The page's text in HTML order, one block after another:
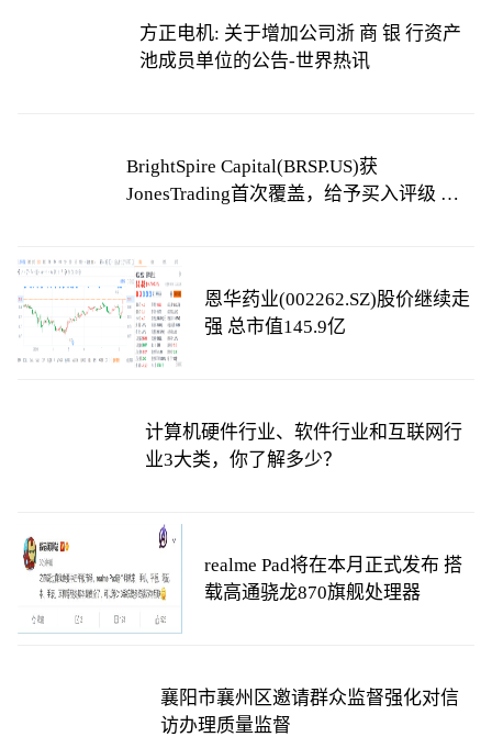
方正电机: 关于增加公司浙 商 银 行资产
池成员单位的公告-世界热讯
BrightSpire Capital(BRSP.US)获
JonesTrading首次覆盖，给予买入评级 天
恩华药业(002262.SZ)股价继续走
强 总市值145.9亿
计算机硬件行业、软件行业和互联网行
业3大类，你了解多少？
realme Pad将在本月正式发布 搭
载高通骁龙870旗舰处理器
襄阳市襄州区邀请群众监督强化对信
访办理质量监督